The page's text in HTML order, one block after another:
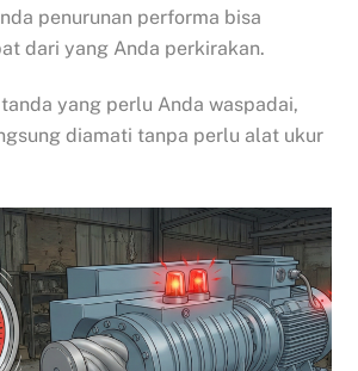
penurunan performa bisa
dari yang Anda perkirakan.
yang perlu Anda waspadai,
diamati tanpa perlu alat ukur